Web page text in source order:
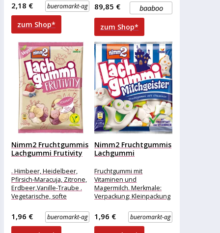
und Zitrone-Waldfrucht-
Saftorange . Bissfeste
Fruchtgummis mit weicher,
doppelseitiger
Konfektfüllung Merkmale:
Ausführung:
bueromarkt-ag
2,18 €
zum Shop*
baaboo
89,85 €
zum Shop*
Nimm2 Fruchtgummis
Lachgummi Frutivity
Fruchtsaft...
. Himbeer, Heidelbeer,
Pfirsich-Maracuja, Zitrone,
Erdbeer,Vanille-Traube .
Vegetarische, softe
20% Fruchtsaft . Mit
Magermilchjoghurt
Merkmale: Ausführung:
bueromarkt-ag
1,96 €
Nimm2 Fruchtgummis
Lachgummi
Fruchtsaft und...
Fruchtgummi mit
Vitaminen und
Magermilch. Merkmale:
Verpackung: Kleinpackung
Zutaten: Glukosesirup,
Zucker, Fruchtsaft (5,5%)
aus Fruchtsaftkonzentrat
bueromarkt-ag
1,96 €